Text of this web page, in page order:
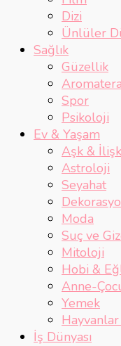
Dizi
Ünlüler
Sağlık
Güzellik
Spor
Psikoloji
Ev & Yaşam
Aşk &
Astroloji
Seyahat
Moda
Suç ve
Mitoloji
Hobi &
Anne-
Yemek
İş Dünyası